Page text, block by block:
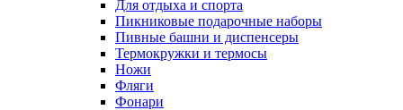
Для отдыха и спорта
Пикниковые подарочные наборы
Пивные башни и диспенсеры
Термокружки и термосы
Ножи
Фляги
Фонари